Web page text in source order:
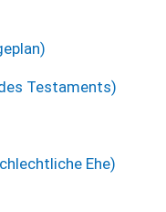
Testaments)
Ehe)